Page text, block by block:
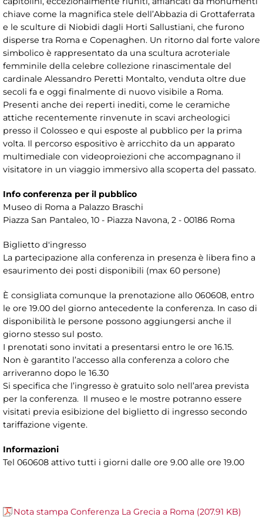
chiave come la magnifica stele dell’Abbazia di Grottaferrata
e le sculture di Niobidi dagli Horti Sallustiani, che furono
disperse tra Roma e Copenaghen. Un ritorno dal forte valore
simbolico è rappresentato da una scultura acroteriale
femminile della celebre collezione rinascimentale del
cardinale Alessandro Peretti Montalto, venduta oltre due
secoli fa e oggi finalmente di nuovo visibile a Roma.
Presenti anche dei reperti inediti, come le ceramiche
attiche recentemente rinvenute in scavi archeologici
presso il Colosseo e qui esposte al pubblico per la prima
volta. Il percorso espositivo è arricchito da un apparato
multimediale con videoproiezioni che accompagnano il
visitatore in un viaggio immersivo alla scoperta del passato.
Info conferenza per il pubblico
Museo di Roma a Palazzo Braschi
Piazza San Pantaleo, 10 - Piazza Navona, 2 - 00186 Roma
Biglietto d'ingresso
La partecipazione alla conferenza in presenza è libera fino a
esaurimento dei posti disponibili (max 60 persone)
È consigliata comunque la prenotazione allo 060608, entro
le ore 19.00 del giorno antecedente la conferenza. In caso di
disponibilità le persone possono aggiungersi anche il
giorno stesso sul posto.
I prenotati sono invitati a presentarsi entro le ore 16.15.
Non è garantito l’accesso alla conferenza a coloro che
arriveranno dopo le 16.30
Si specifica che l’ingresso è gratuito solo nell’area prevista
per la conferenza. Il museo e le mostre potranno essere
visitati previa esibizione del biglietto di ingresso secondo
tariffazione vigente.
Informazioni
Tel 060608 attivo tutti i giorni dalle ore 9.00 alle ore 19.00
Nota stampa Conferenza La Grecia a Roma (207.91 KB)